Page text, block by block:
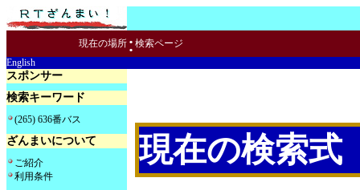
現在の場所 : 検索ページ
English
スポンサー
検索キーワード
(265) 636番バス
ざんまいについて
ご紹介
利用条件
現在の検索式